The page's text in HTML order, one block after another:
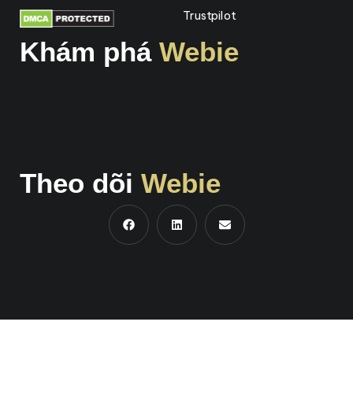
Trustpilot
Khám phá Webie
Theo dõi Webie